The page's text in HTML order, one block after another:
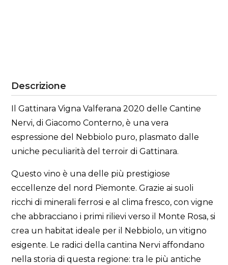
Descrizione
Il Gattinara Vigna Valferana 2020 delle Cantine
Nervi, di Giacomo Conterno, è una vera
espressione del Nebbiolo puro, plasmato dalle
uniche peculiarità del terroir di Gattinara.
Questo vino è una delle più prestigiose
eccellenze del nord Piemonte. Grazie ai suoli
ricchi di minerali ferrosi e al clima fresco, con vigne
che abbracciano i primi rilievi verso il Monte Rosa, si
crea un habitat ideale per il Nebbiolo, un vitigno
esigente. Le radici della cantina Nervi affondano
nella storia di questa regione: tra le più antiche